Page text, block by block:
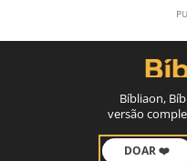
Bíbliaon,
versão
DOAR ❤️